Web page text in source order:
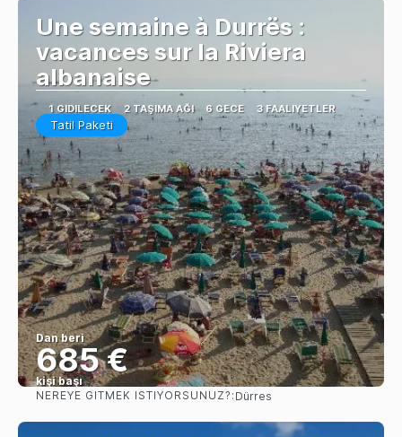
Une semaine à Durrës :
vacances sur la Riviera
albanaise
1 GIDILECEK 2 TAŞIMA AĞI 6 GECE 3 FAALIYETLER
Tatil Paketi
Dan beri
685 €
kişi başı
Görüntüle
NEREYE GITMEK ISTIYORSUNUZ?: Dürres